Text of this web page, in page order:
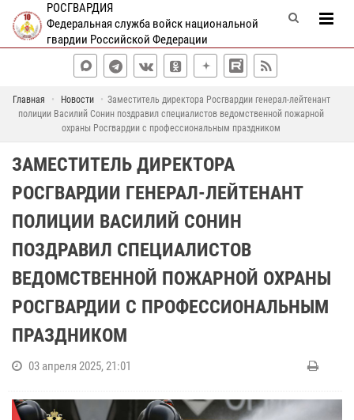
РОСГВАРДИЯ
Федеральная служба войск национальной
гвардии Российской Федерации
Главная Новости
Заместитель директора Росгвардии генерал-лейтенант
полиции Василий Сонин поздравил специалистов ведомственной пожарной
охраны Росгвардии с профессиональным праздником
ЗАМЕСТИТЕЛЬ ДИРЕКТОРА
РОСГВАРДИИ ГЕНЕРАЛ-ЛЕЙТЕНАНТ
ПОЛИЦИИ ВАСИЛИЙ СОНИН
ПОЗДРАВИЛ СПЕЦИАЛИСТОВ
ВЕДОМСТВЕННОЙ ПОЖАРНОЙ ОХРАНЫ
РОСГВАРДИИ С ПРОФЕССИОНАЛЬНЫМ
ПРАЗДНИКОМ
03 апреля 2025, 21:01